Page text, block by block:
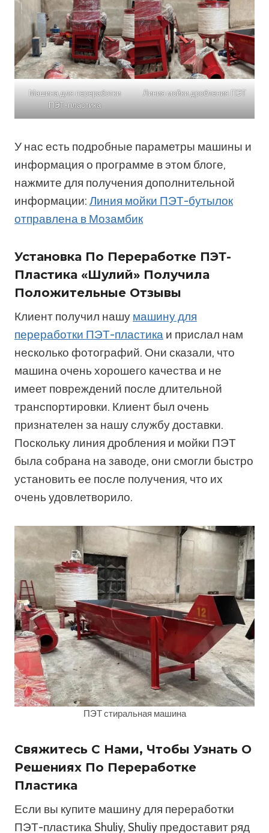
Машина для переработки
ПЭТ-пластика
Линия мойки дробления ПЭТ
У нас есть подробные параметры машины и
информация о программе в этом блоге,
нажмите для получения дополнительной
информации: Линия мойки ПЭТ-бутылок
отправлена в Мозамбик
Установка По Переработке ПЭТ-
Пластика «Шулий» Получила
Положительные Отзывы
Клиент получил нашу машину для
переработки ПЭТ-пластика и прислал нам
несколько фотографий. Они сказали, что
машина очень хорошего качества и не
имеет повреждений после длительной
транспортировки. Клиент был очень
признателен за нашу службу доставки.
Поскольку линия дробления и мойки ПЭТ
была собрана на заводе, они смогли быстро
установить ее после получения, что их
очень удовлетворило.
ПЭТ стиральная машина
Свяжитесь С Нами, Чтобы Узнать О
Решениях По Переработке
Пластика
Если вы купите машину для переработки
ПЭТ-пластика Shuliy, Shuliy предоставит ряд